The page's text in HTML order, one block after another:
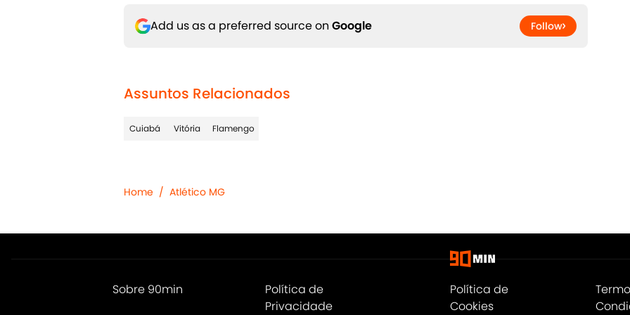
Add us as a preferred source on Google Follow
Assuntos Relacionados
Cuiabá Vitória Flamengo
Home / Atlético MG
Sobre 90min
Política de
Privacidade
Política de
Cookies